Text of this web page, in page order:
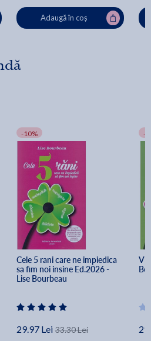
Adaugă în coș
-10%
Cele 5 rani care ne impiedica
sa fim noi insine Ed.2026 -
Lise Bourbeau
29.97 Lei 33.30 Lei
-